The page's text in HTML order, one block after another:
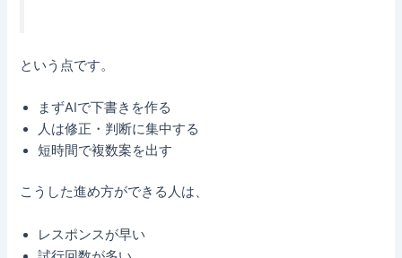
という点です。
まずAIで下書きを作る
人は修正・判断に集中する
短時間で複数案を出す
こうした進め方ができる人は、
レスポンスが早い